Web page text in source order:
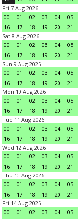
Fri 7 Aug 2026
00
01 02 03 04 05
16
17 18 19 20 21
Sat 8 Aug 2026
00
01 02 03 04 05
16
17 18 19 20 21
Sun 9 Aug 2026
00
01 02 03 04 05
16
17 18 19 20 21
Mon 10 Aug 2026
00
01 02 03 04 05
16
17 18 19 20 21
Tue 11 Aug 2026
00
01 02 03 04 05
16
17 18 19 20 21
Wed 12 Aug 2026
00
01 02 03 04 05
16
17 18 19 20 21
Thu 13 Aug 2026
00
01 02 03 04 05
16
17 18 19 20 21
Fri 14 Aug 2026
00
01 02 03 04 05